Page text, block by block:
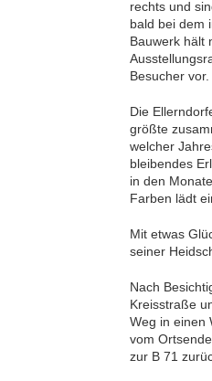
rechts und
bald bei dem
Bauwerk hält
Besucher vor.
Die
größte
welcher
bleibendes
in den
Farben lädt
Mit etwas
seiner
Nach
Kreisstraße
Weg in einen
vom
zur B 71